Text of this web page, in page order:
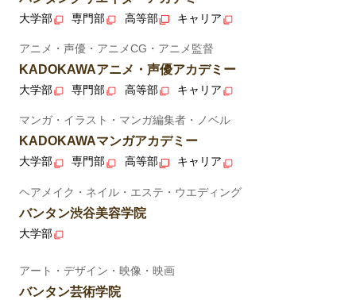
大学部 専門部 高等部 キャリア
アニメ・声優・アニメCG・アニメ監督
KADOKAWAアニメ・声優アカデミー
大学部 専門部 高等部 キャリア
マンガ・イラスト・マンガ編集者・ノベル
KADOKAWAマンガアカデミー
大学部 専門部 高等部 キャリア
ヘアメイク・ネイル・エステ・ウエディング
バンタン渋谷美容学院
大学部
アート・デザイン・映像・映画
バンタン芸術学院